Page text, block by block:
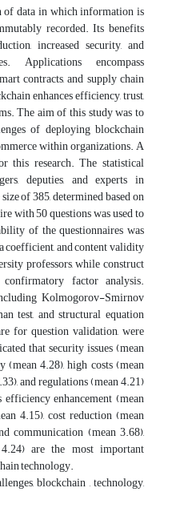
data in which information is
recorded. Its benefits
increased security, and
Applications encompass
contracts, and supply chain
enhances efficiency, trust,
The aim of this study was to
of deploying blockchain
within organizations. A
this research. The statistical
deputies, and experts in
of 385, determined based on
with 50 questions was used to
of the questionnaires was
coefficient, and content validity
professors, while construct
factor analysis.
Kolmogorov-Smirnov
test, and structural equation
for question validation, were
that security issues (mean
4.28), high costs (mean
and regulations (mean 4.21)
enhancement (mean
4.15), cost reduction (mean
communication (mean 3.68),
are the most important
technology.
blockchain , technology,